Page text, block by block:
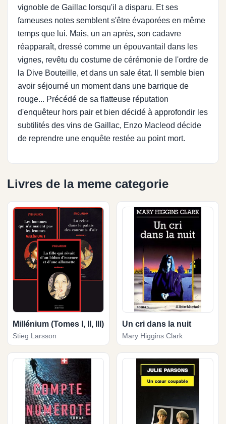
vignoble de Gaillac lorsqu'il a disparu. Et ses
fameuses notes semblent s'être évaporées en même
temps que lui. Mais, un an après, son cadavre
réapparaît, dressé comme un épouvantail dans les
vignes, revêtu du costume de cérémonie de l'ordre de
la Dive Bouteille, et dans un sale état. Il semble bien
avoir séjourné un moment dans une barrique de
rouge... Précédé de sa flatteuse réputation
d'enquêteur hors pair et bien décidé à approfondir les
subtilités des vins de Gaillac, Enzo Macleod décide
de reprendre une enquête restée au point mort.
Livres de la meme categorie
Millénium (Tomes I, II, III)
Stieg Larsson
Un cri dans la nuit
Mary Higgins Clark